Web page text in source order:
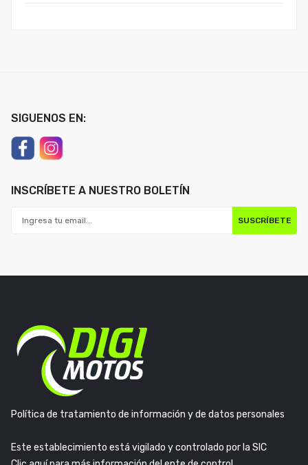
SIGUENOS EN:
INSCRÍBETE A NUESTRO BOLETÍN
SUSCRÍBETE
Política de tratamiento de información y de datos personales
Este establecimiento está vigilado y controlado por la SIC